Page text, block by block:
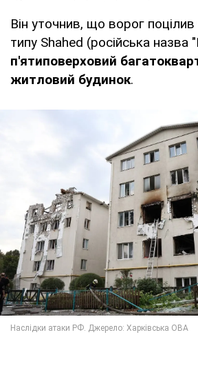
Він уточнив, що ворог поцілив
типу Shahed (російська назва
п'ятиповерховий
житловий будинок.